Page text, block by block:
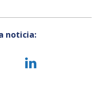
noticia: